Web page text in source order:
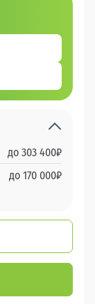
до 303 400₽
до 170 000₽